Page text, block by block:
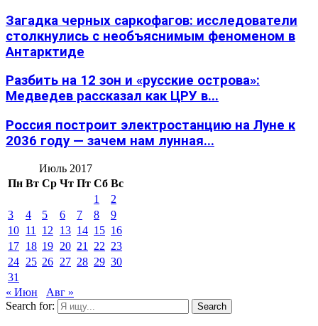
Загадка черных саркофагов: исследователи
столкнулись с необъяснимым феноменом в
Антарктиде
Разбить на 12 зон и «русские острова»:
Медведев рассказал как ЦРУ в...
Россия построит электростанцию на Луне к
2036 году — зачем нам лунная...
Июль 2017
Пн Вт Ср Чт Пт Сб Вс
1
2
3
4 5 6 7 8
9
10 11 12 13 14 15 16
17 18 19 20 21 22 23
24 25 26 27 28 29 30
31
« Июн
Авг »
Search for:
Search